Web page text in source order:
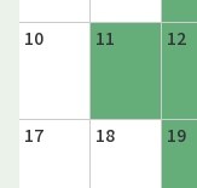
10 11 12
17 18 19